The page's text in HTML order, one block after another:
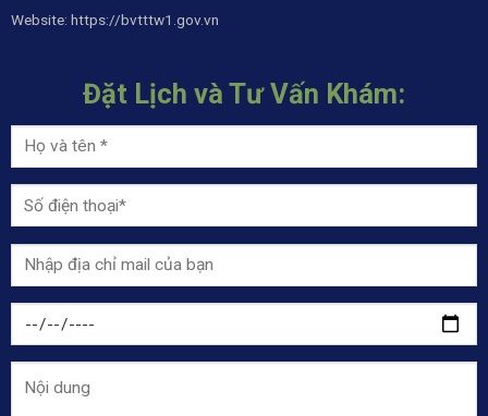
Website: https://bvtttw1.gov.vn
Đặt Lịch và Tư Vấn Khám: